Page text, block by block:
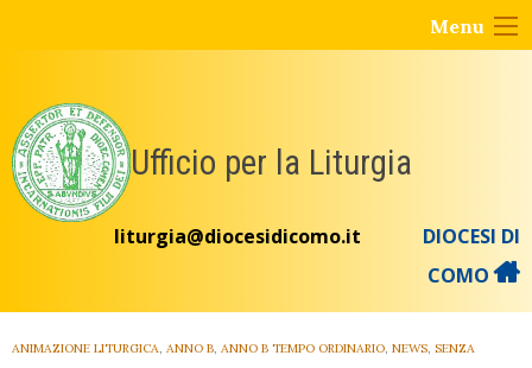
Menu
Ufficio per la Liturgia
liturgia@diocesidicomo.it
DIOCESI DI
COMO
ANIMAZIONE LITURGICA, ANNO B, ANNO B TEMPO ORDINARIO, NEWS, SENZA